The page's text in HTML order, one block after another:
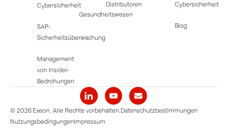
Cybersicherheit
SAP-
Sicherheitsüberwachung
Management
von Insider-
Bedrohungen
Gesundheitswesen
Distributoren
Cybersicherheit
Blog
© 2026 Exeon. Alle Rechte vorbehalten.Datenschutzbestimmungen
NutzungsbedingungenImpressum